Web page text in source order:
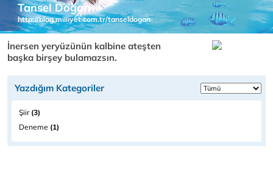
Tansel Doğan
http://blog.milliyet.com.tr/tanseldogan
İnersen yeryüzünün kalbine ateşten
başka birşey bulamazsın.
Yazdığım Kategoriler
Şiir(3)
Deneme (1)